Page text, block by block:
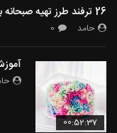
26 ترفند طرز تهیه صبحانه برای خانواده
حامد 0
00:52:37
آموزش